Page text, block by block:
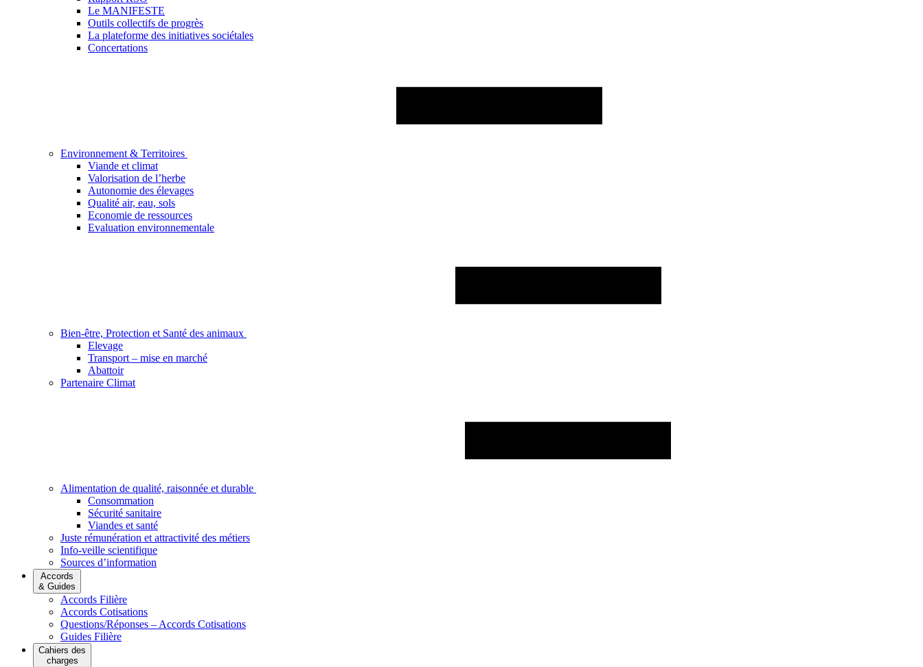
Le MANIFESTE
Outils collectifs de progrès
La plateforme des initiatives sociétales
Concertations
Environnement & Territoires
Viande et climat
Valorisation de l’herbe
Autonomie des élevages
Qualité air, eau, sols
Economie de ressources
Evaluation environnementale
Bien-être, Protection et Santé des animaux
Elevage
Transport – mise en marché
Abattoir
Partenaire Climat
Alimentation de qualité, raisonnée et durable
Consommation
Sécurité sanitaire
Viandes et santé
Juste rémunération et attractivité des métiers
Info-veille scientifique
Sources d’information
Accords
& Guides
Accords Filière
Accords Cotisations
Questions/Réponses – Accords Cotisations
Guides Filière
Cahiers des
charges